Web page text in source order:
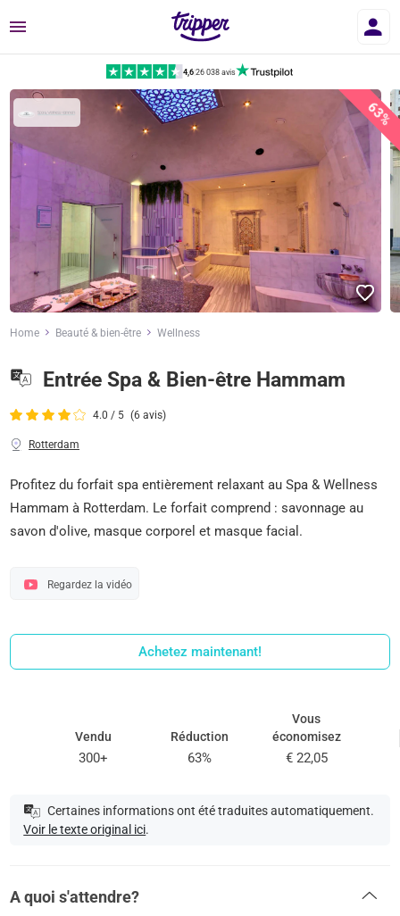
Menu
4,6|26 038 avis
63%
Home Beauté & bien-être Wellness
Entrée Spa & Bien-être Hammam
4.0 / 5 (6 avis)
Rotterdam
Profitez du forfait spa entièrement relaxant au Spa & Wellness
Hammam à Rotterdam. Le forfait comprend : savonnage au
savon d'olive, masque corporel et masque facial.
Regardez la vidéo
Achetez maintenant!
Vendu
300+
Réduction
63%
Vous
économisez
€ 22,05
Certaines informations ont été traduites automatiquement.
Voir le texte original ici.
A quoi s'attendre?